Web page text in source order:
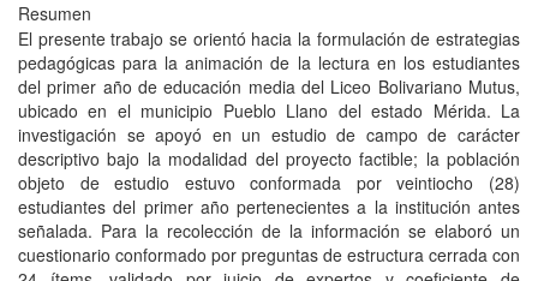
Resumen
El presente trabajo se orientó hacia la formulación de estrategias
pedagógicas para la animación de la lectura en los estudiantes
del primer año de educación media del Liceo Bolivariano Mutus,
ubicado en el municipio Pueblo Llano del estado Mérida. La
investigación se apoyó en un estudio de campo de carácter
descriptivo bajo la modalidad del proyecto factible; la población
objeto de estudio estuvo conformada por veintiocho (28)
estudiantes del primer año pertenecientes a la institución antes
señalada. Para la recolección de la información se elaboró un
cuestionario conformado por preguntas de estructura cerrada con